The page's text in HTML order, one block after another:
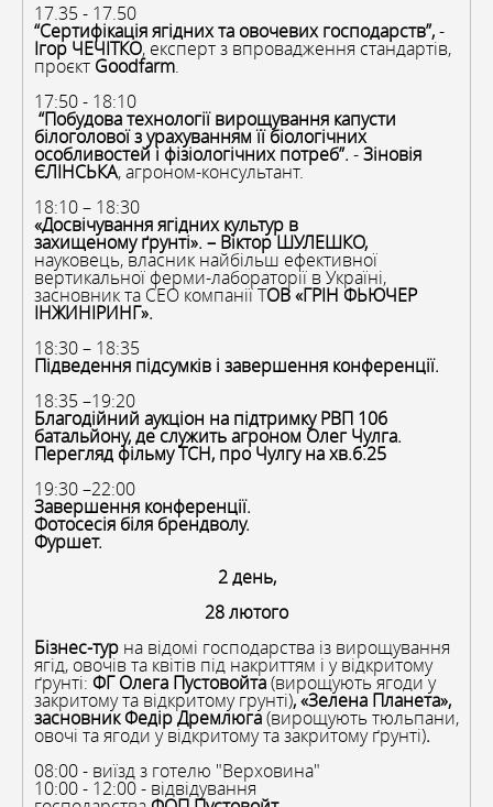
17.35 - 17.50
“Сертифікація ягідних та овочевих господарств”,-
Ігор ЧЕЧІТКО, експерт з впровадження стандартів,
проєкт Goodfarm.
17:50 - 18:10
“Побудова технології вирощування капусти
білоголової з урахуванням її біологічних
особливостей і фізіологічних потреб”. -Зіновія
ЄЛІНСЬКА, агроном-консультант.
18:10 – 18:30
«Досвічування ягідних культур в
захищеномуґрунті». – Віктор ШУЛЕШКО,
науковець, власник найбільш ефективної
вертикальної ферми-лабораторії в Україні,
засновник та CEO компанії ТОВ «ГРІН ФЬЮЧЕР
ІНЖИНІРИНГ».
18:30 – 18:35
Підведення підсумків і завершення конференції.
18:35 –19:20
Благодійний аукціон на підтримку РВП 106
батальйону, де служить агроном Олег Чулга.
Перегляд фільму ТСН, про Чулгу на хв.6.25
19:30 –22:00
Завершення конференції.
Фотосесія біля брендволу.
Фуршет.
2 день,
28 лютого
Бізнес-тур на відомі господарства із вирощування
ягід, овочів та квітів під накриттям і у відкритому
ґрунті: ФГ Олега Пустовойта(вирощують ягоди у
закритому та відкритому грунті), «Зелена Планета»,
засновник Федір Дремлюга(вирощують тюльпани,
овочі та ягоди у відкритому та закритому ґрунті).
08:00 - виїзд з готелю "Верховина"
10:00 - 12:00 - відвідування